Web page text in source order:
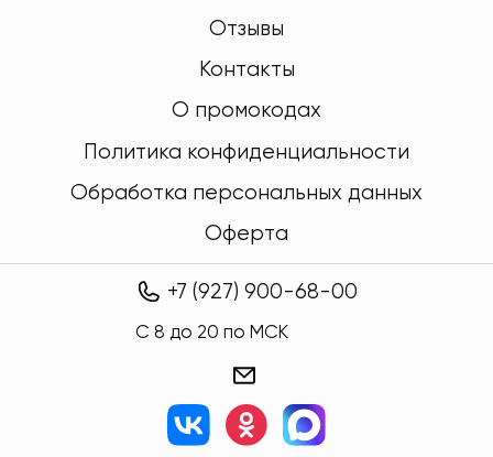
Отзывы
Контакты
О промокодах
Политика конфиденциальности
Обработка персональных данных
Оферта
+7 (927) 900-68-00
C 8 до 20 по МСК